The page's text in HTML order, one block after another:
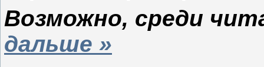
Возможно, среди
дальше »